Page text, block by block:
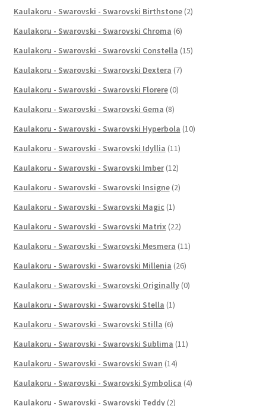
Kaulakoru - Swarovski - Swarovski Birthstone (2)
Kaulakoru - Swarovski - Swarovski Chroma (6)
Kaulakoru - Swarovski - Swarovski Constella (15)
Kaulakoru - Swarovski - Swarovski Dextera (7)
Kaulakoru - Swarovski - Swarovski Florere (0)
Kaulakoru - Swarovski - Swarovski Gema (8)
Kaulakoru - Swarovski - Swarovski Hyperbola (10)
Kaulakoru - Swarovski - Swarovski Idyllia (11)
Kaulakoru - Swarovski - Swarovski Imber (12)
Kaulakoru - Swarovski - Swarovski Insigne (2)
Kaulakoru - Swarovski - Swarovski Magic (1)
Kaulakoru - Swarovski - Swarovski Matrix (22)
Kaulakoru - Swarovski - Swarovski Mesmera (11)
Kaulakoru - Swarovski - Swarovski Millenia (26)
Kaulakoru - Swarovski - Swarovski Originally (0)
Kaulakoru - Swarovski - Swarovski Stella (1)
Kaulakoru - Swarovski - Swarovski Stilla (6)
Kaulakoru - Swarovski - Swarovski Sublima (11)
Kaulakoru - Swarovski - Swarovski Swan (14)
Kaulakoru - Swarovski - Swarovski Symbolica (4)
Kaulakoru - Swarovski - Swarovski Teddy (2)